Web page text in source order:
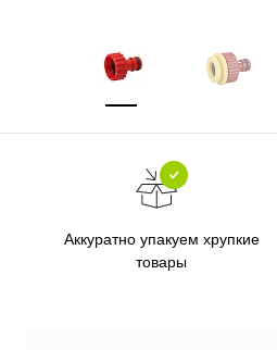
Аккуратно упакуем хрупкие
товары